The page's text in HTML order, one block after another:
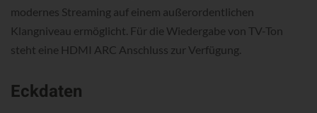
modernes Streaming auf einem außerordentlichen
Klangniveau ermöglicht. Für die Wiedergabe von TV-Ton
steht eine HDMI ARC Anschluss zur Verfügung.
Eckdaten